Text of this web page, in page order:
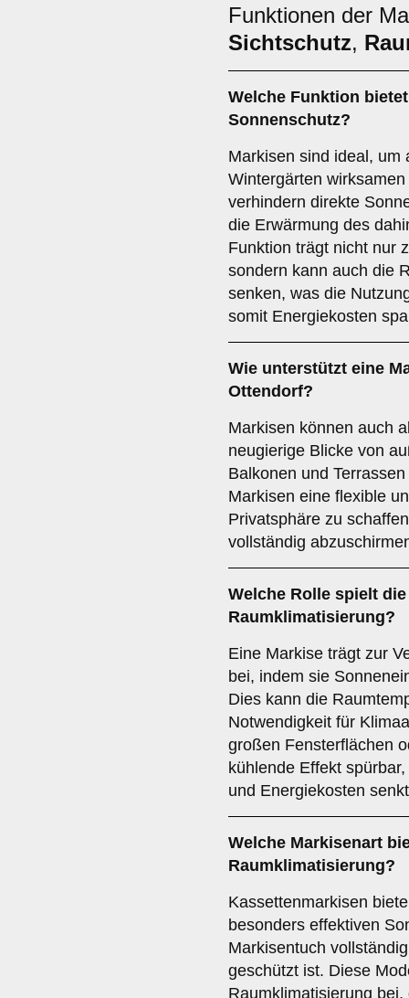
Funktionen der
Sichtschutz,
Welche Funktion
Sonnenschutz?
Markisen sind ideal, um
Wintergärten
verhindern direkte
die Erwärmung des
Funktion trägt nicht nur
sondern kann auch die
senken, was die
somit Energiekosten
Wie unterstützt eine
Ottendorf?
Markisen können auch
neugierige Blicke von
Balkonen und
Markisen eine flexible
Privatsphäre zu
vollständig
Welche Rolle spielt
Raumklimatisierung?
Eine Markise trägt zur
bei, indem sie
Dies kann die
Notwendigkeit für
großen Fensterflächen
kühlende Effekt
und Energiekosten
Welche Markisenart
Raumklimatisierung?
Kassettenmarkisen
besonders effektiven
Markisentuch
geschützt ist. Diese
Raumklimatisierung